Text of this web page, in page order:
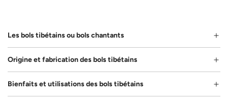
Les bols tibétains ou bols chantants
Origine et fabrication des bols tibétains
Bienfaits et utilisations des bols tibétains